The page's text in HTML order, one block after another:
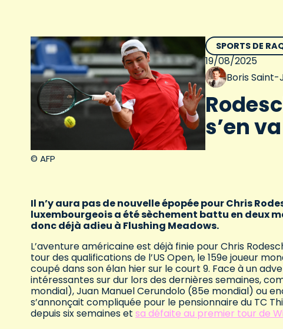
© AFP
SPORTS DE
19/08/2025
Boris
s’en va
Il n’y aura pas de nouvelle épopée pour Chris
luxembourgeois a été sèchement battu en deux
donc déjà adieu à Flushing Meadows.
L’aventure américaine est déjà finie pour Chris
tour des qualifications de l’US Open, le 159e joueur
coupé dans son élan hier sur le court 9. Face à un
intéressantes sur dur lors des dernières semaines,
mondial), Juan Manuel Cerundolo (85e mondial) ou
s’annonçait compliquée pour le pensionnaire du TC
depuis six semaines et sa défaite au premier tour de